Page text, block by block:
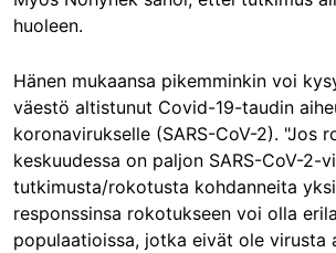
huoleen.
Hänen mukaansa pikemminkin voi
väestö altistunut Covid-19-taudin
koronavirukselle (SARS-CoV-2). "Jos
keskuudessa on paljon SARS-CoV-2-
tutkimusta/rokotusta kohdanneita
responssinsa rokotukseen voi olla
populaatioissa, jotka eivät ole virusta